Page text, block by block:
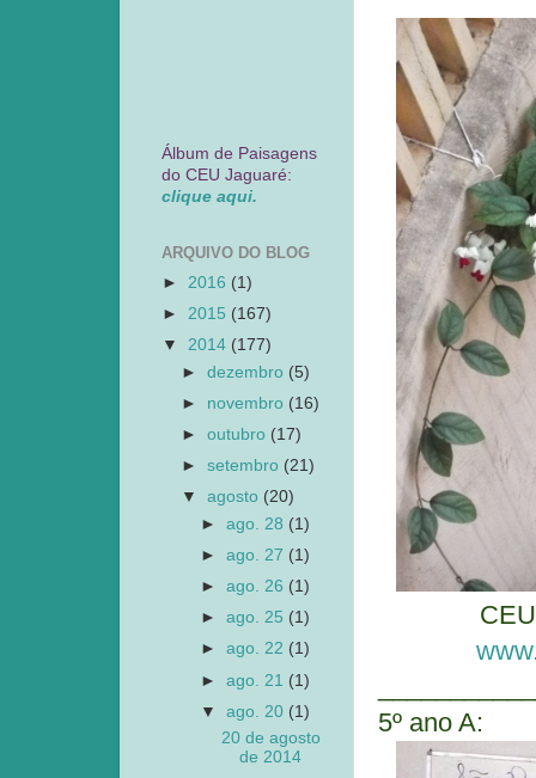
5º ano A:
Álbum de Paisagens
do CEU Jaguaré:
clique aqui.
ARQUIVO DO BLOG
► 2016 (1)
► 2015 (167)
▼ 2014 (177)
►dezembro (5)
► novembro (16)
►outubro (17)
►setembro (21)
▼agosto (20)
►ago. 28 (1)
►ago. 27 (1)
►ago. 26 (1)
►ago. 25 (1)
►ago. 22 (1)
►ago. 21 (1)
▼ago. 20 (1)
20 de agosto
de 2014